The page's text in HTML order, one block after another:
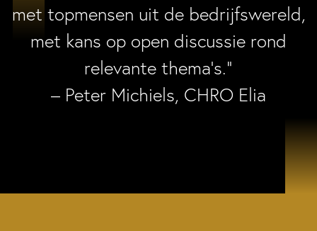
met topmensen uit de bedrijfswereld,
met kans op open discussie rond
relevante thema’s.”
– Peter Michiels, CHRO Elia